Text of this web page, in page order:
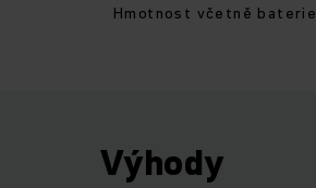
Hmotnost včetně baterie
Výhody